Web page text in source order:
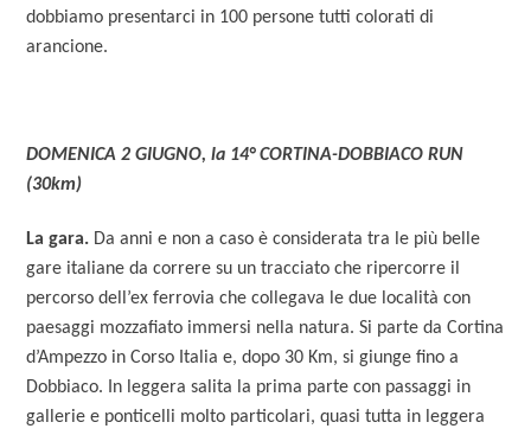
dobbiamo presentarci in 100 persone tutti colorati di
arancione.
DOMENICA 2 GIUGNO, la 14° CORTINA-DOBBIACO RUN
(30km)
La gara. Da anni e non a caso è considerata tra le più belle
gare italiane da correre su un tracciato che ripercorre il
percorso dell’ex ferrovia che collegava le due località con
paesaggi mozzafiato immersi nella natura. Si parte da Cortina
d’Ampezzo in Corso Italia e, dopo 30 Km, si giunge fino a
Dobbiaco. In leggera salita la prima parte con passaggi in
gallerie e ponticelli molto particolari, quasi tutta in leggera